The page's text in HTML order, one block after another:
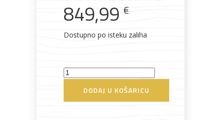
Boje i Građevinski
Metalna
galanterija
ElektromaterijalVijčana
roba za
849,99 €
Dostupno po isteku zaliha
Krause
DODAJ U KOŠARICU